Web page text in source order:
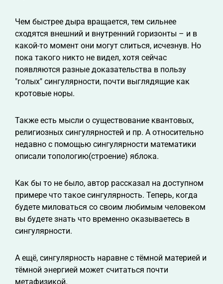
Чем быстрее дыра вращается, тем сильнее
сходятся внешний и внутренний горизонты – и в
какой-то момент они могут слиться, исчезнув. Но
пока такого никто не видел, хотя сейчас
появляются разные доказательства в пользу
"голых" сингулярности, почти выглядящие как
кротовые норы.
Также есть мысли о существование квантовых,
религиозных сингулярностей и пр. А относительно
недавно c помощью сингулярности математики
описали топологию(строение) яблока.
Как бы то не было, автор рассказал на доступном
примере что такое сингулярность. Теперь, когда
будете миловаться со своим любимым человеком
вы будете знать что временно оказываетесь в
сингулярности.
А ещё, сингулярность наравне с тёмной материей и
тёмной энергией может считаться почти
метафизикой.